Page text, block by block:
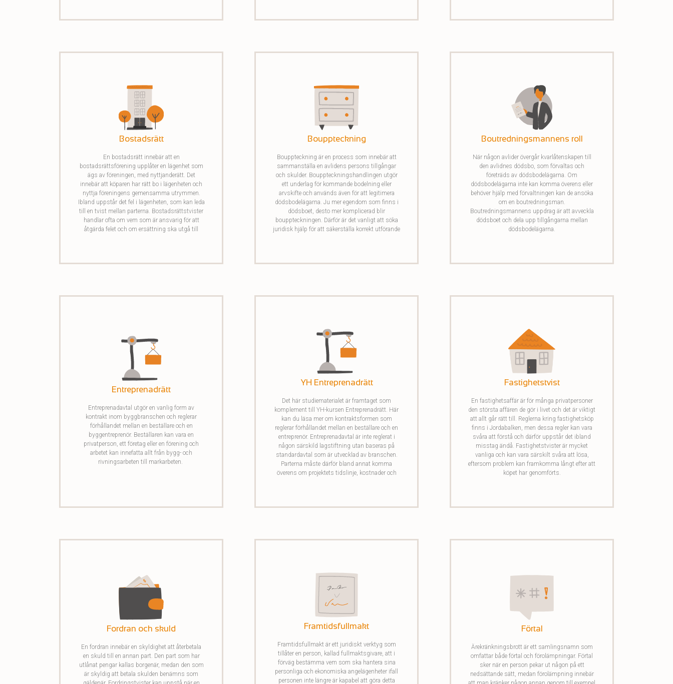
Bostadsrätt
En bostadsrätt innebär att en
bostadsrättsförening upplåter en lägenhet som
ägs av föreningen, med nyttjanderätt. Det
innebär att köparen har rätt bo i lägenheten och
nyttja föreningens gemensamma utrymmen.
Ibland uppstår det fel i lägenheten, som kan leda
till en tvist mellan parterna. Bostadsrättstvister
handlar ofta om vem som är ansvarig för att
åtgärda felet och om ersättning ska utgå till
Bouppteckning
Bouppteckning är en process som innebär att
sammanställa en avlidens persons tillgångar
och skulder. Bouppteckningshandlingen utgör
ett underlag för kommande bodelning eller
arvskifte och används även för att legitimera
dödsbodelägarna. Ju mer egendom som finns i
dödsboet, desto mer komplicerad blir
bouppteckningen. Därför är det vanligt att söka
juridisk hjälp för att säkerställa korrekt utförande
Boutredningsmannens roll
När någon avlider övergår kvarlåtenskapen till
den avlidnes dödsbo, som förvaltas och
företräds av dödsbodelägarna. Om
dödsbodelägarna inte kan komma överens eller
behöver hjälp med förvaltningen kan de ansöka
om en boutredningsman.
Boutredningsmannens uppdrag är att avveckla
dödsboet och dela upp tillgångarna mellan
dödsbodelägarna.
Entreprenadrätt
Entreprenadavtal utgör en vanlig form av
kontrakt inom byggbranschen och reglerar
förhållandet mellan en beställare och en
byggentreprenör. Beställaren kan vara en
privatperson, ett företag eller en förening och
arbetet kan innefatta allt från bygg- och
rivningsarbeten till markarbeten.
YH Entreprenadrätt
Det här studiematerialet är framtaget som
komplement till YH-kursen Entreprenadrätt. Här
kan du läsa mer om kontraktsformen som
reglerar förhållandet mellan en beställare och en
entreprenör. Entreprenadavtal är inte reglerat i
någon särskild lagstiftning utan baseras på
standardavtal som är utvecklad av branschen.
Parterna måste därför bland annat komma
överens om projektets tidslinje, kostnader och
Fastighetstvist
En fastighetsaffär är för många privatpersoner
den största affären de gör i livet och det är viktigt
att allt går rätt till. Reglerna kring fastighetsköp
finns i Jordabalken, men dessa regler kan vara
svåra att förstå och därför uppstår det ibland
misstag ändå. Fastighetstvister är mycket
vanliga och kan vara särskilt svåra att lösa,
eftersom problem kan framkomma långt efter att
köpet har genomförts.
Fordran och skuld
En fordran innebär en skyldighet att återbetala
en skuld till en annan part. Den part som har
utlånat pengar kallas borgenär, medan den som
är skyldig att betala skulden benämns som
Framtidsfullmakt
Framtidsfullmakt är ett juridiskt verktyg som
tillåter en person, kallad fullmaktsgivare, att i
förväg bestämma vem som ska hantera sina
personliga och ekonomiska angelägenheter ifall
personen inte längre är kapabel att göra detta
Förtal
Ärekränkningsbrott är ett samlingsnamn som
omfattar både förtal och förolämpningar. Förtal
sker när en person pekar ut någon på ett
nedsättande sätt, medan förolämpning innebär